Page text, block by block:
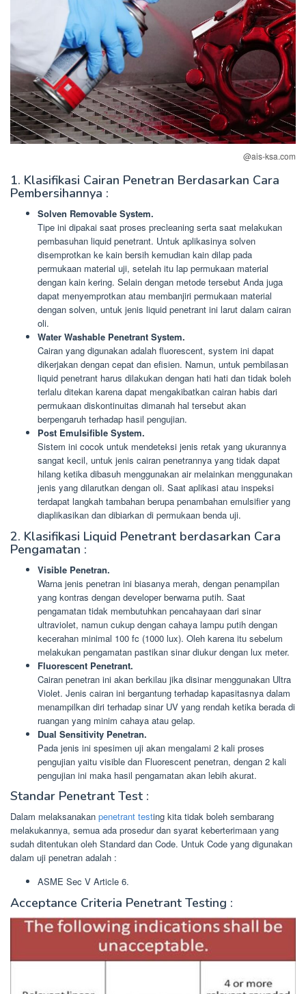
@ais-ksa.com
1. Klasifikasi Cairan Penetran Berdasarkan Cara
Pembersihannya :
Solven Removable System.
Tipe ini dipakai saat proses precleaning serta saat melakukan
pembasuhan liquid penetrant. Untuk aplikasinya solven
disemprotkan ke kain bersih kemudian kain dilap pada
permukaan material uji, setelah itu lap permukaan material
dengan kain kering. Selain dengan metode tersebut Anda juga
dapat menyemprotkan atau membanjiri permukaan material
dengan solven, untuk jenis liquid penetrant ini larut dalam cairan
oli.
Water Washable Penetrant System.
Cairan yang digunakan adalah fluorescent, system ini dapat
dikerjakan dengan cepat dan efisien. Namun, untuk pembilasan
liquid penetrant harus dilakukan dengan hati hati dan tidak boleh
terlalu ditekan karena dapat mengakibatkan cairan habis dari
permukaan diskontinuitas dimanah hal tersebut akan
berpengaruh terhadap hasil pengujian.
Post Emulsifible System.
Sistem ini cocok untuk mendeteksi jenis retak yang ukurannya
sangat kecil, untuk jenis cairan penetrannya yang tidak dapat
hilang ketika dibasuh menggunakan air melainkan menggunakan
jenis yang dilarutkan dengan oli. Saat aplikasi atau inspeksi
terdapat langkah tambahan berupa penambahan emulsifier yang
diaplikasikan dan dibiarkan di permukaan benda uji.
2. Klasifikasi Liquid Penetrant berdasarkan Cara
Pengamatan :
Visible Penetran.
Warna jenis penetran ini biasanya merah, dengan penampilan
yang kontras dengan developer berwarna putih. Saat
pengamatan tidak membutuhkan pencahayaan dari sinar
ultraviolet, namun cukup dengan cahaya lampu putih dengan
kecerahan minimal 100 fc (1000 lux). Oleh karena itu sebelum
melakukan pengamatan pastikan sinar diukur dengan lux meter.
Fluorescent Penetrant.
Cairan penetran ini akan berkilau jika disinar menggunakan Ultra
Violet. Jenis cairan ini bergantung terhadap kapasitasnya dalam
menampilkan diri terhadap sinar UV yang rendah ketika berada di
ruangan yang minim cahaya atau gelap.
Dual Sensitivity Penetran.
Pada jenis ini spesimen uji akan mengalami 2 kali proses
pengujian yaitu visible dan Fluorescent penetran, dengan 2 kali
pengujian ini maka hasil pengamatan akan lebih akurat.
Standar Penetrant Test :
Dalam melaksanakan penetrant testing kita tidak boleh sembarang
melakukannya, semua ada prosedur dan syarat keberterimaan yang
sudah ditentukan oleh Standard dan Code. Untuk Code yang digunakan
dalam uji penetran adalah :
ASME Sec V Article 6.
Acceptance Criteria Penetrant Testing :